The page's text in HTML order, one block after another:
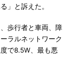
」と訴えた。
歩行者と車両、障
ラルネットワーク
で8.5W、最も悪